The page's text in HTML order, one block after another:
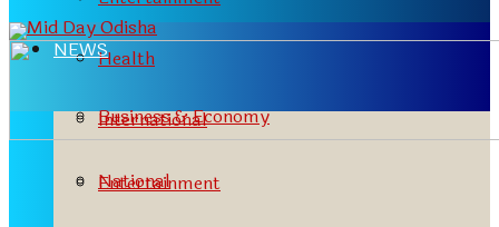
Health
International
National
NEWS
Business & Economy
Entertainment